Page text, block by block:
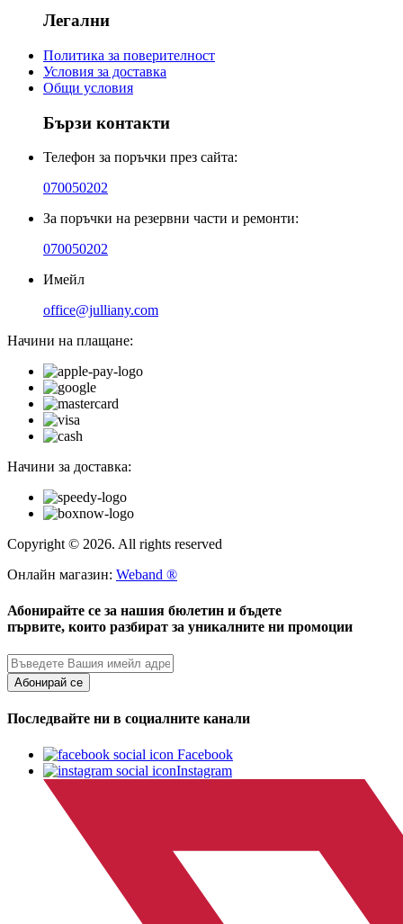
Легални
Политика за поверителност
Условия за доставка
Общи условия
Бързи контакти
Телефон за поръчки през сайта:
070050202
За поръчки на резервни части и ремонти:
070050202
Имейл
office@julliany.com
Начини на плащане:
Начини за доставка:
Copyright © 2026. All rights reserved
Онлайн магазин: Weband ®
Абонирайте се за нашия бюлетин и бъдете
първите, които разбират за уникалните ни промоции
Абонирай се
Последвайте ни в социалните канали
Facebook
Instagram